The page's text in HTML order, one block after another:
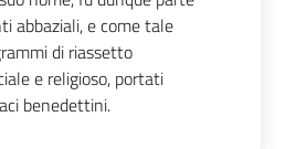
abbaziali, e come tale
di riassetto
e religioso, portati
benedettini.